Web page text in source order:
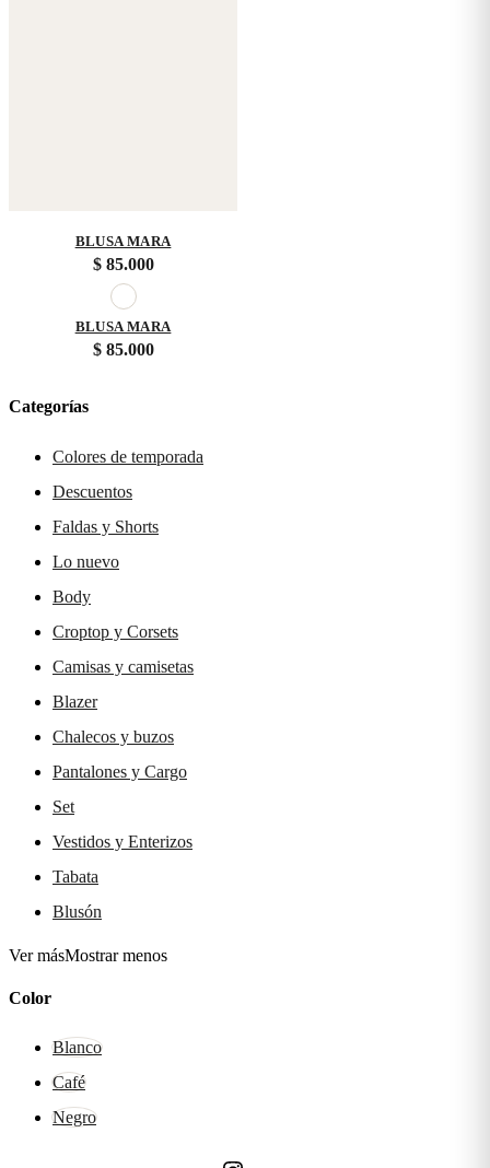
BLUSA MARA
$85.000
BLUSA MARA
$85.000
Categorías
Colores de temporada
Descuentos
Faldas y Shorts
Lo nuevo
Body
Croptop y Corsets
Camisas y camisetas
Blazer
Chalecos y buzos
Pantalones y Cargo
Set
Vestidos y Enterizos
Tabata
Blusón
Ver másMostrar menos
Color
Blanco
Café
Negro